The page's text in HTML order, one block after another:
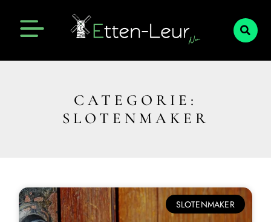
CATEGORIE:
SLOTENMAKER
SLOTENMAKER